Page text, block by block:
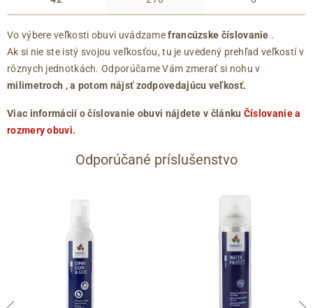
Vo výbere veľkosti obuvi uvádzamefrancúzske číslovanie .
Ak si nie ste istý svojou veľkosťou, tu je uvedený prehľad veľkostí v
rôznych jednotkách. Odporúčame Vám zmerať si nohu v
milimetroch , a potom nájsť zodpovedajúcu veľkosť.
Viac informácií o číslovanie obuvi nájdete v článku Číslovanie a
rozmery obuvi.
Odporúčané príslušenstvo